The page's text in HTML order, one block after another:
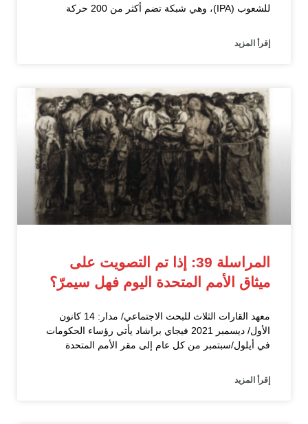
للشعوب (IPA)، وهي شبكة تضم أكثر من 200 حركة
إقرأ المزيد
المراسلة 39: إذا تم التصويت على
ميثاق الأمم المتحدة اليوم فهل سيمرّ؟
معهد القارات الثلاث للبحث الاجتماعي/ مدار: 14 كانون
الأول/ ديسمبر 2021 فيجاي براشاد يأتي رؤساء الحكومات
في أيلول/سبتمبر من كل عام إلى مقر الأمم المتحدة
إقرأ المزيد